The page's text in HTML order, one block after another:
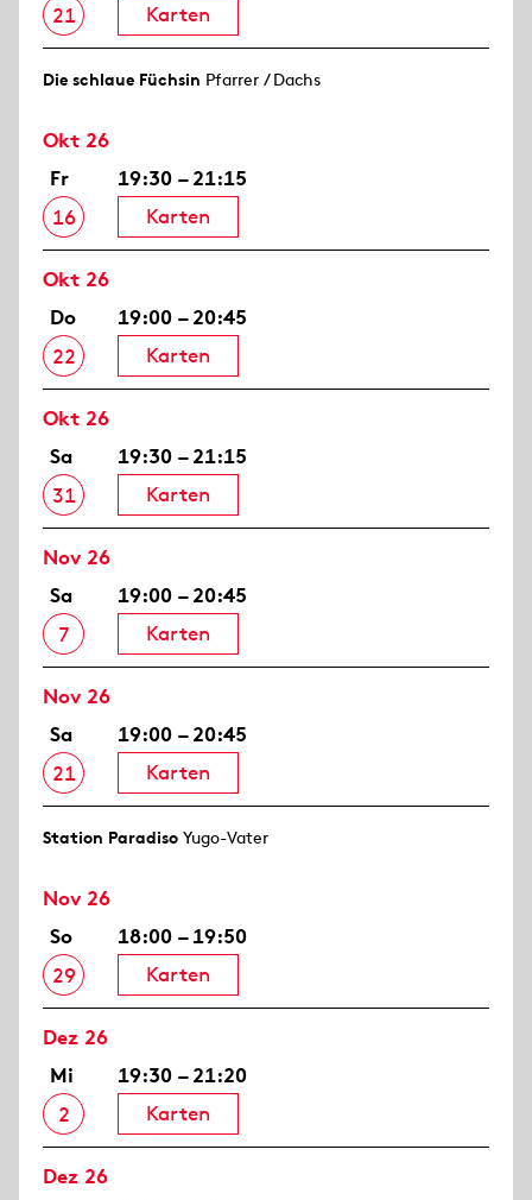
21
Karten
Die schlaue Füchsin Pfarrer / Dachs
Okt 26
Fr
16
19:30 – 21:15
Karten
Okt 26
Do
22
19:00 – 20:45
Karten
Okt 26
Sa
31
19:30 – 21:15
Karten
Nov 26
Sa
7
19:00 – 20:45
Karten
Nov 26
Sa
21
19:00 – 20:45
Karten
Station Paradiso Yugo-Vater
Nov 26
So
29
18:00 – 19:50
Karten
Dez 26
Mi
2
19:30 – 21:20
Karten
Dez 26